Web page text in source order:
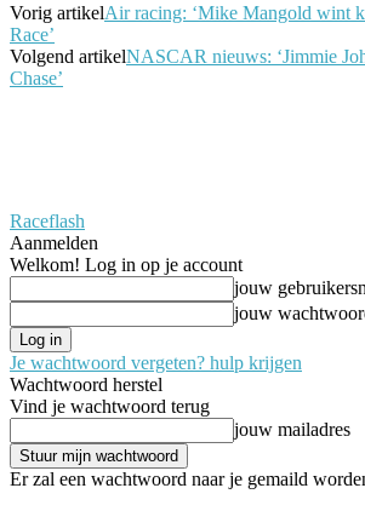
Vorig artikelAir racing: ‘Mike Mangold wint
Race’
Volgend artikelNASCAR nieuws: ‘Jimmie
Chase’
Raceflash
Aanmelden
Welkom! Log in op je account
jouw
jouw
Je wachtwoord vergeten? hulp krijgen
Wachtwoord herstel
Vind je wachtwoord terug
jouw mailadres
Er zal een wachtwoord naar je gemaild